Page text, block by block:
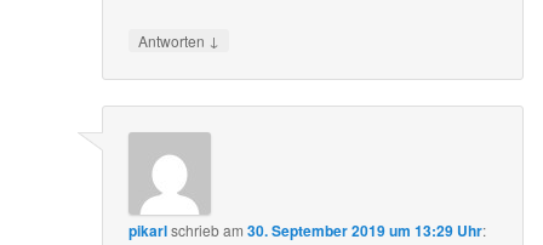
Antworten ↓
pikarlschriebam30. September 2019 um 13:29 Uhr: